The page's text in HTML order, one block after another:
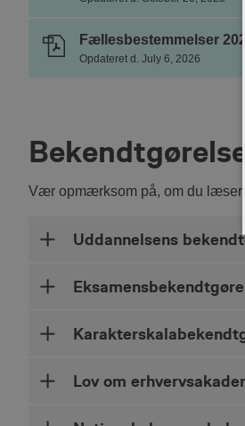
Fællesbestemmelser
Opdateret d. July 6, 2026
Vær opmærksom på, om du læser
Uddannelsens
Lov om